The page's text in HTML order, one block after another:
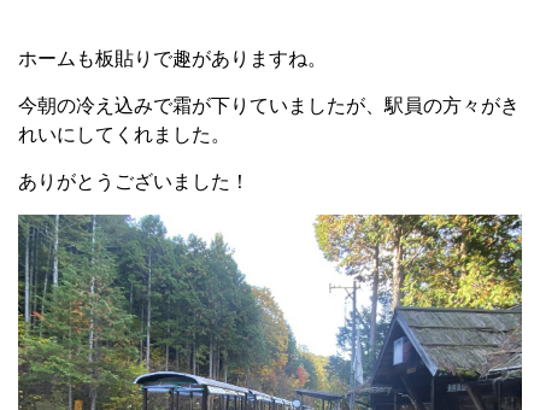
ホームも板貼りで趣がありますね。
今朝の冷え込みで霜が下りていましたが、駅員の方々がき
れいにしてくれました。
ありがとうございました！